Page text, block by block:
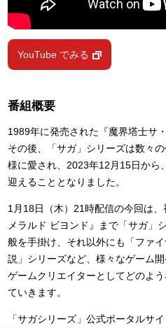
SQUARE ENIX サイト内検索
YouTube でみる
番組概要
1989年に発売された『魔界塔士サ・
その後、「サガ」シリーズは数々
様に愛され、2023年12月15日から
迎えることとなりました。
1月18日（木）21時配信の今回は
メラルド ビヨンド』まで「サガ」
般を手掛け、それ以外にも「ファ
説」シリーズなど、様々なゲーム
ゲームクリエイターとしてどのよ
ていきます。
「サガシリーズ」公式ポータルサイ